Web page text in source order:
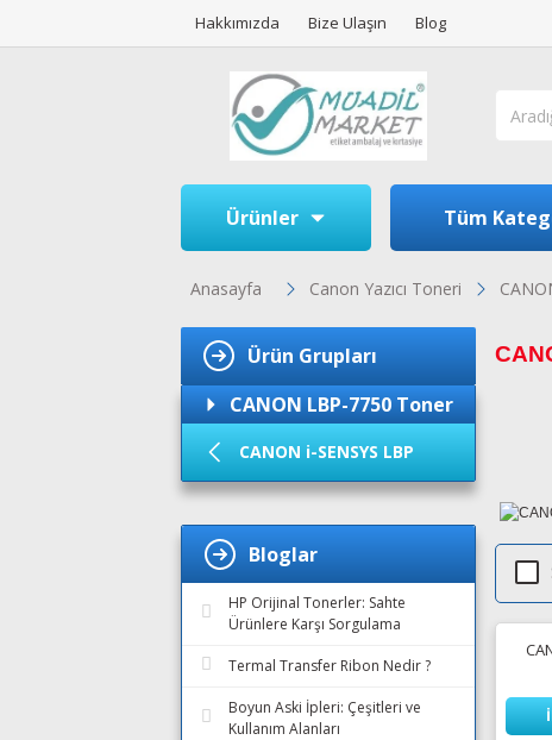
Hakkımızda Bize Ulaşın Blog
Ürünler Tüm
Anasayfa Canon Yazıcı Toneri
Ürün Grupları
CANON LBP-7750 Toner
CANON i-SENSYS LBP
Bloglar
HP Orijinal Tonerler: Sahte
Ürünlere Karşı Sorgulama
Termal Transfer Ribon Nedir ?
Boyun Aski İpleri: Çeşitleri ve
Kullanım Alanları